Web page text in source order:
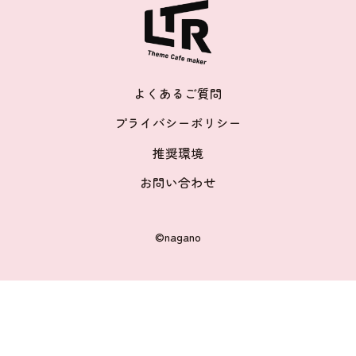
よくあるご質問
プライバシーポリシー
推奨環境
お問い合わせ
©nagano